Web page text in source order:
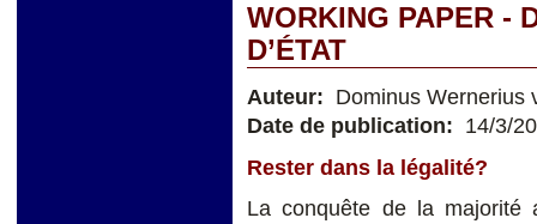
WORKING PAPER -
D’ÉTAT
Auteur: Dominus Wernerius
Date de publication: 14/3/
Rester dans la légalité?
La conquête de la majorité